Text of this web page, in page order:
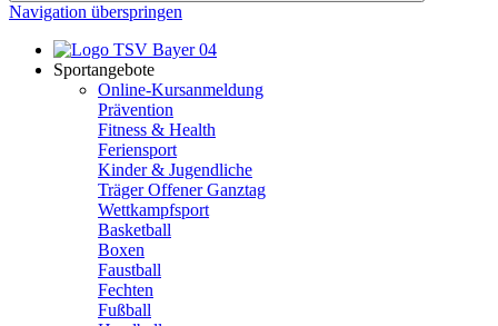
Navigation überspringen
Sportangebote
Online-Kursanmeldung
Prävention
Fitness & Health
Feriensport
Kinder & Jugendliche
Träger Offener Ganztag
Wettkampfsport
Basketball
Boxen
Faustball
Fechten
Fußball